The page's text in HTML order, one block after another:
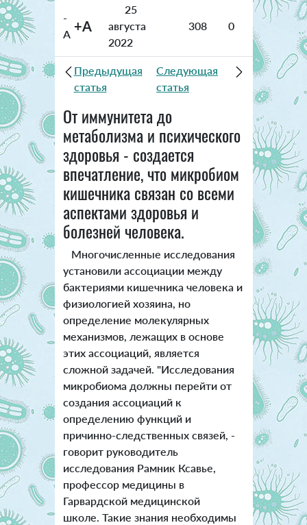
-
A +A
25
августа
2022
308 0
Предыдущая
статья
Следующая
статья
От иммунитета до
метаболизма и психического
здоровья - создается
впечатление, что микробиом
кишечника связан со всеми
аспектами здоровья и
болезней человека.
Многочисленные исследования
установили ассоциации между
бактериями кишечника человека и
физиологией хозяина, но
определение молекулярных
механизмов, лежащих в основе
этих ассоциаций, является
сложной задачей. "Исследования
микробиома должны перейти от
создания ассоциаций к
определению функций и
причинно-следственных связей, -
говорит руководитель
исследования Рамник Ксавье,
профессор медицины в
Гарвардской медицинской
школе. Такие знания необходимы